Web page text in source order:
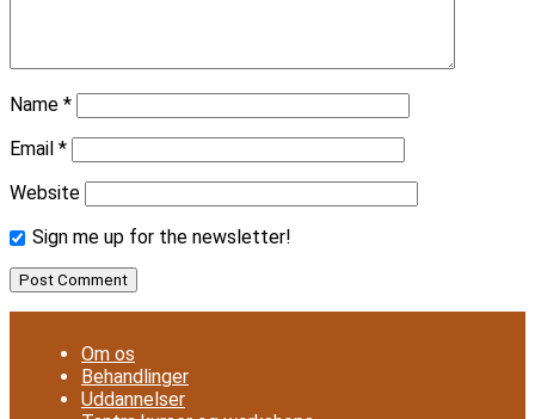
Name *
Email *
Website
Sign me up for the newsletter!
Om os
Behandlinger
Uddannelser